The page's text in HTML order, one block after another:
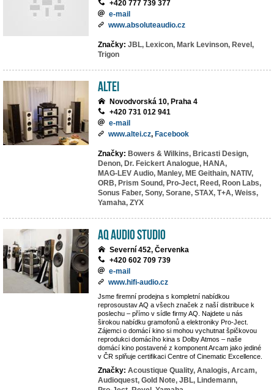
+420 777 739 377
e-mail
www.absoluteaudio.cz
Značky: JBL, Lexicon, Mark Levinson, Revel,
Trigon
ALTEI
Novodvorská 10, Praha 4
+420 731 012 941
e-mail
www.altei.cz, Facebook
Značky: Bowers & Wilkins, Bricasti Design,
Denon, Dr. Feickert Analogue, HANA,
MAG-LEV Audio, Manley, ME Geithain, NATIV,
ORB, Prism Sound, Pro-Ject, Reed, Roon Labs,
Sonus Faber, Sony, Sorane, STAX, T+A, Weiss,
Yamaha, ZYX
AQ Audio Studio
Severní 452, Červenka
+420 602 709 739
e-mail
www.hifi-audio.cz
Jsme firemní prodejna s kompletní nabídkou
reprosoustav AQ a všech značek z naší distribuce k
poslechu – přímo v sídle firmy AQ. Najdete u nás
širokou nabídku gramofonů a elektroniky Pro-Ject.
Zájemci o domácí kino si mohou vychutnat špičkovou
reprodukci domácího kina s Dolby Atmos – naše
domácí kino postavené z komponent Arcam jako jediné
v ČR splňuje certifikaci Centre of Cinematic Excellence.
Značky: Acoustique Quality, Analogis, Arcam,
Audioquest, Gold Note, JBL, Lindemann,